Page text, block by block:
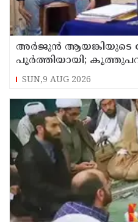
അര്‍ജുന്‍ ആയങ്കിയുടെ
പൂര്‍ത്തിയായി;
മുൻപില്‍ ഹാജരാക്കും
SUN,9 AUG 2026